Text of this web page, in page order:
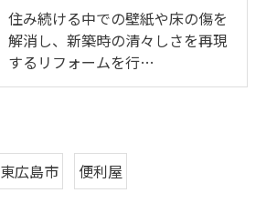
住み続ける中での壁紙や床の傷を
解消し、新築時の清々しさを再現
するリフォームを行…
東広島市 便利屋